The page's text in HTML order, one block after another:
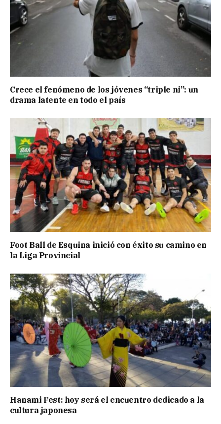
Crece el fenómeno de los jóvenes “triple ni”: un
drama latente en todo el país
Foot Ball de Esquina inició con éxito su camino en
la Liga Provincial
Hanami Fest: hoy será el encuentro dedicado a la
cultura japonesa